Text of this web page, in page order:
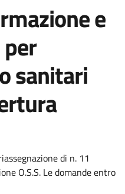
e
sanitari
di n. 11
O.S.S. Le domande entro